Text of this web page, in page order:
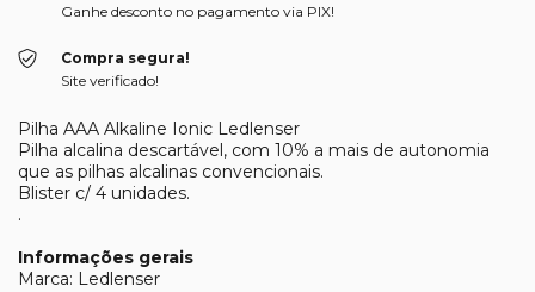
Ganhe desconto no pagamento via PIX!
Compra segura!
Site verificado!
Pilha AAA Alkaline Ionic Ledlenser
Pilha alcalina descartável, com 10% a mais de autonomia
que as pilhas alcalinas convencionais.
Blister c/ 4 unidades.
.
Informações gerais
Marca: Ledlenser